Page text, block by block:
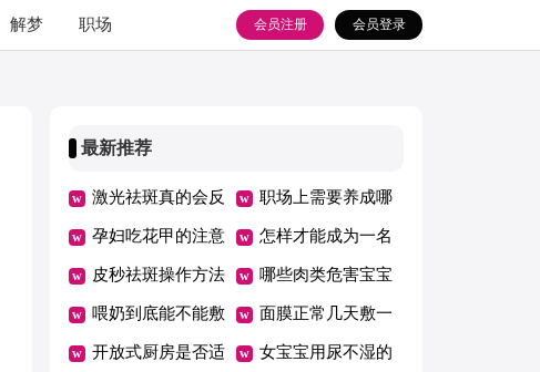
解梦 职场 会员登录
会员注册
最新推荐
激光祛斑真的会反
弹吗
职场上需要养成哪
些良好习惯
孕妇吃花甲的注意
事项
怎样才能成为一名
优秀员工
皮秒祛斑操作方法 哪些肉类危害宝宝
健康
喂奶到底能不能敷
面膜
面膜正常几天敷一
次
开放式厨房是否适 女宝宝用尿不湿的